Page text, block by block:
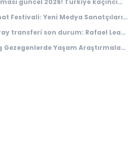
Festivali: Yeni Medya Sanatçıları
transferi son durum: Rafael Leao
Gezegenlerde Yaşam Araştırmaları